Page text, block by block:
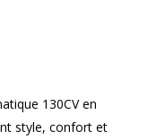
130CV en
style, confort et